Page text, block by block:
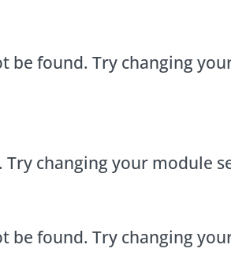
be found. Try changing
changing your module
be found. Try changing